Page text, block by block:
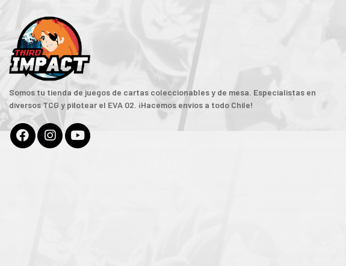
Somos tu tienda de juegos de cartas coleccionables y de mesa. Especialistas en
diversos TCG y pilotear el EVA 02. ¡Hacemos envíos a todo Chile!